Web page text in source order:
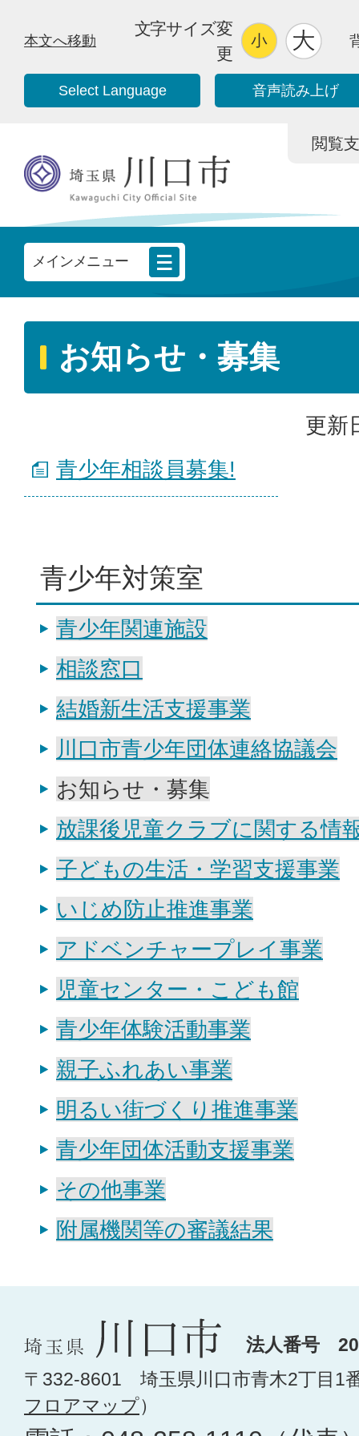
本文へ移動
文字サイズ変
更
Select Language 音声読み上げ
閲覧
メインメニュー
お知らせ・募集
更新
青少年相談員募集!
青少年対策室
青少年関連施設
相談窓口
結婚新生活支援事業
川口市青少年団体連絡協議会
お知らせ・募集
放課後児童クラブに関する情
子どもの生活・学習支援事業
いじめ防止推進事業
アドベンチャープレイ事業
児童センター・こども館
青少年体験活動事業
親子ふれあい事業
明るい街づくり推進事業
青少年団体活動支援事業
その他事業
附属機関等の審議結果
法人番号
〒332-8601 埼玉県川口市青木2丁目1
フロアマップ）